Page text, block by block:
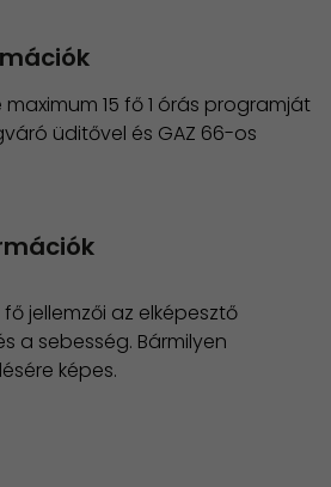
15 fő 1 órás programját
üditővel és GAZ 66-os
fő jellemzői az elképesztő
a sebesség. Bármilyen
képes.